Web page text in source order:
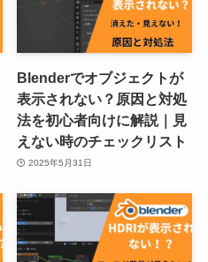
Blenderでオブジェクトが
表示されない？原因と対処
法を初心者向けに解説｜見
えない時のチェックリスト
2025年5月31日